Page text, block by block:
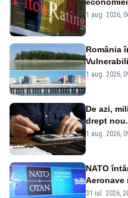
„BBB-”
1 aug. 2026,
România
în pericol
1 aug. 2026,
De azi,
drept
un produs
1 aug. 2026,
NATO
Aeronave
și
31 iul. 2026,